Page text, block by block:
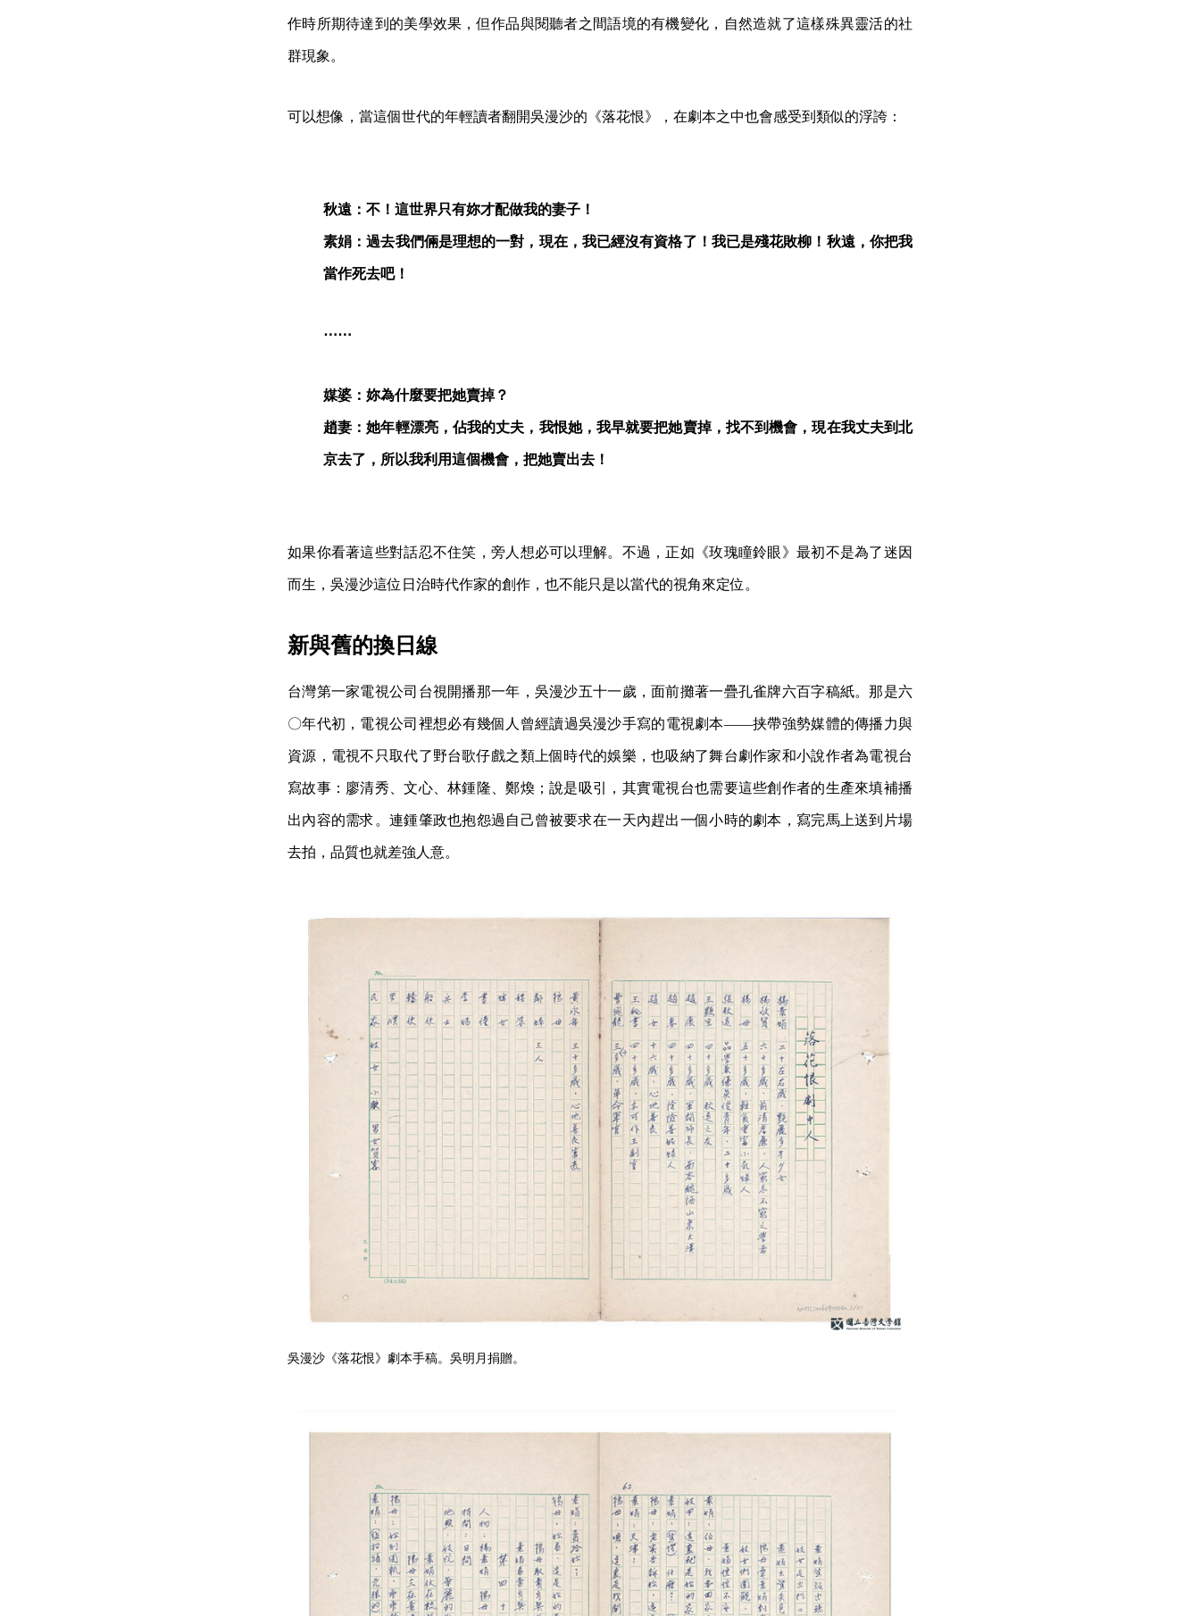
作時所期待達到的美學效果，但作品與閱聽者之間語境的有機變化，自然造就了這樣殊異靈活的社
群現象。
可以想像，當這個世代的年輕讀者翻開吳漫沙的《落花恨》，在劇本之中也會感受到類似的浮誇：
秋遠：不！這世界只有妳才配做我的妻子！
素娟：過去我們倆是理想的一對，現在，我已經沒有資格了！我已是殘花敗柳！秋遠，你把我
當作死去吧！
⋯⋯
媒婆：妳為什麼要把她賣掉？
趙妻：她年輕漂亮，佔我的丈夫，我恨她，我早就要把她賣掉，找不到機會，現在我丈夫到北
京去了，所以我利用這個機會，把她賣出去！
如果你看著這些對話忍不住笑，旁人想必可以理解。不過，正如《玫瑰瞳鈴眼》最初不是為了迷因
而生，吳漫沙這位日治時代作家的創作，也不能只是以當代的視角來定位。
新與舊的換日線
台灣第一家電視公司台視開播那一年，吳漫沙五十一歲，面前攤著一疊孔雀牌六百字稿紙。那是六
〇年代初，電視公司裡想必有幾個人曾經讀過吳漫沙手寫的電視劇本——挟帶強勢媒體的傳播力與
資源，電視不只取代了野台歌仔戲之類上個時代的娛樂，也吸納了舞台劇作家和小說作者為電視台
寫故事：廖清秀、文心、林鍾隆、鄭煥；說是吸引，其實電視台也需要這些創作者的生產來填補播
出內容的需求。連鍾肇政也抱怨過自己曾被要求在一天內趕出一個小時的劇本，寫完馬上送到片場
去拍，品質也就差強人意。
吳漫沙《落花恨》劇本手稿。吳明月捐贈。